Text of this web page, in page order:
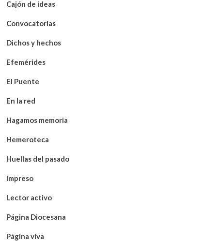
Cajón de ideas
Convocatorias
Dichos y hechos
Efemérides
El Puente
En la red
Hagamos memoria
Hemeroteca
Huellas del pasado
Impreso
Lector activo
Página Diocesana
Página viva